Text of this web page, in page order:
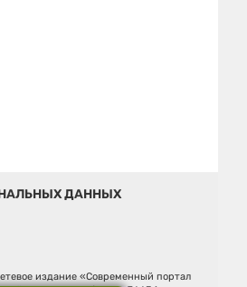
ДАННЫХ
издание «Современный портал